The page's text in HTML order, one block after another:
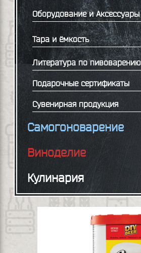
Оборудование и Аксессуары
Тара и ёмкость
Литература по пивоварению
Подарочные сертификаты
Сувенирная продукция
Самогоноварение
Виноделие
Кулинария